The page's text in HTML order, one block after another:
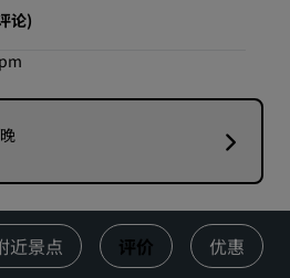
论)
近景点 评价 优惠